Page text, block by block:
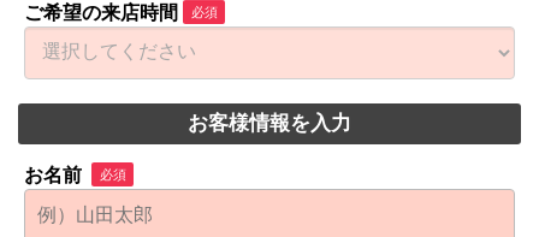
ご希望の来店時間 必須
お客様情報を入力
お名前 必須